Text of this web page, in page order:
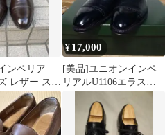
ンペリア
レザー スト
プ ダークブ
¥ 17,000
[美品]ユニオンインペ
リアルU1106エラステ
ィックブラック6.5EEE